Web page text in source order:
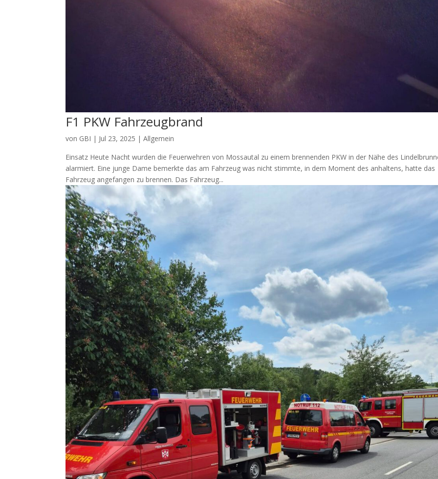
F1 PKW Fahrzeugbrand
von GBI | Jul 23, 2025 |Allgemein
Einsatz Heute Nacht wurden die Feuerwehren von Mossautal zu einem brennenden PKW in der Nähe des
alarmiert. Eine junge Dame bemerkte das am Fahrzeug was nicht stimmte, in dem Moment des anhaltens, hatte das
Fahrzeug angefangen zu brennen. Das Fahrzeug...